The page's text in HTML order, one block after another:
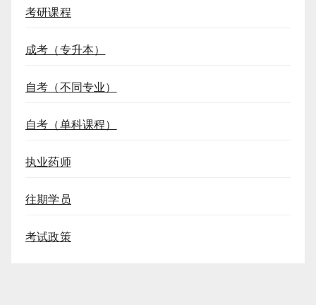
考研课程
成考（专升本）
自考（不同专业）
自考（单科课程）
执业药师
往期学员
考试政策